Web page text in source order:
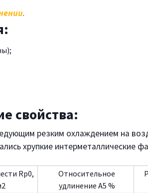
.
свойства:
резким охлаждением на
хрупкие интерметаллические
Rp0,
Относительное
удлинение А5 %